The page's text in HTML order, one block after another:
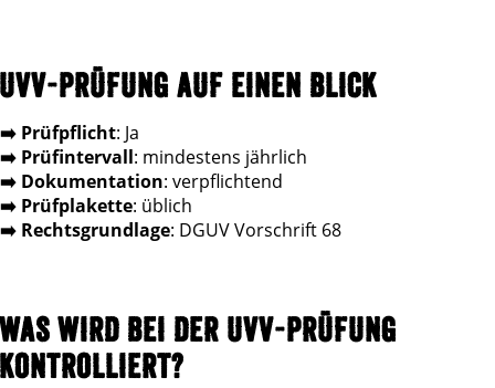
PRÜFUNG AUF EINEN BLICK
➡️ Prüfpflicht: Ja
➡️ Prüfintervall: mindestens jährlich
➡️ Dokumentation: verpflichtend
➡️ Prüfplakette: üblich
➡️ Rechtsgrundlage: DGUV Vorschrift 68
WIRD BEI DER UVV-PRÜFUNG